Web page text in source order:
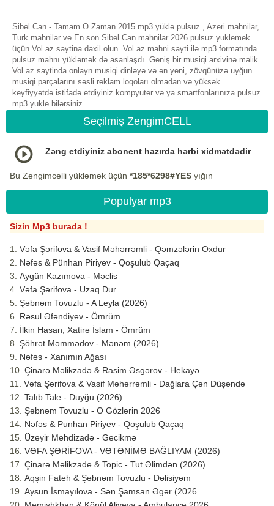
Sibel Can - Tamam O Zaman 2015 mp3 yüklə pulsuz , Azeri mahnilar,
Turk mahnilar ve En son Sibel Can mahnilar 2026 pulsuz yuklemek
üçün Vol.az saytina daxil olun. Vol.az mahni sayti ilə mp3 formatında
pulsuz mahnı yükləmək də asanlaşdı. Geniş bir musiqi arxivinə malik
Vol.az saytinda onlayn musiqi dinləyə və ən yeni, zövqünüzə uyğun
musiqi parçalarını səsli reklam loqoları olmadan və yüksək
keyfiyyətdə istifadə etdiyiniz kompyuter və ya smartfonlarınıza pulsuz
mp3 yukle bilərsiniz.
Seçilmiş ZengimCELL
Zəng etdiyiniz abonent hazırda hərbi xidmətdədir
Bu Zengimcelli yükləmək üçün *185*6298#YES yığın
Populyar mp3
Sizin Mp3 burada !
Vəfa Şərifova & Vasif Məhərrəmli - Qəmzələrin Oxdur
Nəfəs & Pünhan Piriyev - Qoşulub Qaçaq
Aygün Kazımova - Məclis
Vəfa Şərifova - Uzaq Dur
Şəbnəm Tovuzlu - A Leyla (2026)
Rəsul Əfəndiyev - Ömrüm
İlkin Hasan, Xatirə İslam - Ömrüm
Şöhrət Məmmədov - Mənəm (2026)
Nəfəs - Xanımın Ağası
Çinarə Məlikzadə & Rasim Əsgərov - Hekayə
Vəfa Şərifova & Vasif Məhərrəmli - Dağlara Çən Düşəndə
Talıb Tale - Duyğu (2026)
Şəbnəm Tovuzlu - O Gözlərin 2026
Nəfəs & Punhan Piriyev - Qoşulub Qaçaq
Üzeyir Mehdizadə - Gecikmə
VƏFA ŞƏRİFOVA - VƏTƏNİMƏ BAĞLIYAM (2026)
Çinarə Məlikzade & Topic - Tut Əlimdən (2026)
Aqşin Fateh & Şəbnəm Tovuzlu - Dəlisiyəm
Aysun İsmayılova - Sən Şamsan Əgər (2026